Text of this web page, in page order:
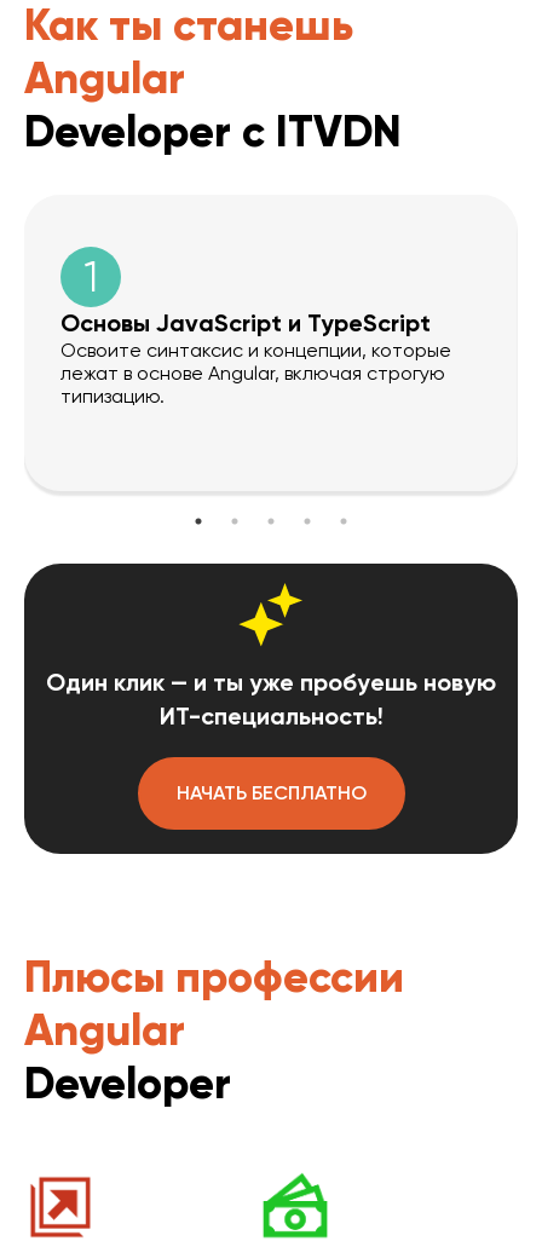
Как ты станешь
Angular
Developer с ITVDN
1
Основы JavaScript и TypeScript
Освоите синтаксис и концепции, которые
лежат в основе Angular, включая строгую
типизацию.
Один клик — и ты уже пробуешь новую
ИТ-специальность!
НАЧАТЬ БЕСПЛАТНО
Плюсы профессии
Angular
Developer